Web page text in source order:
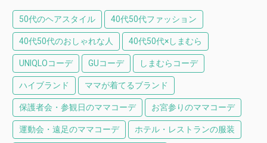
50代のヘアスタイル 40代50代ファッション
40代50代のおしゃれな人 40代50代×しまむら
UNIQLOコーデ GUコーデ しまむらコーデ
ハイブランド ママが着てるブランド
保護者会・参観日のママコーデ お宮参りのママコーデ
運動会・遠足のママコーデ ホテル・レストランの服装